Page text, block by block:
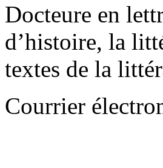
Docteure en
d’histoire, la
textes de la
Courrier